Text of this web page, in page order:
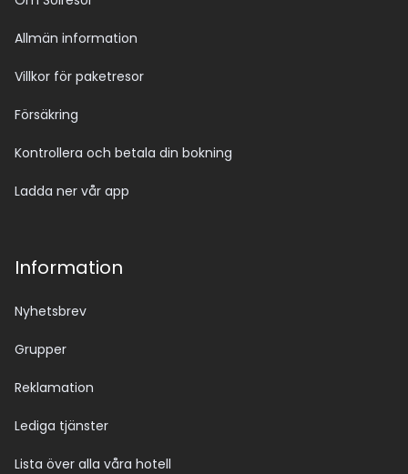
Allmän information
Villkor för paketresor
Försäkring
Kontrollera och betala din bokning
Ladda ner vår app
Information
Nyhetsbrev
Grupper
Reklamation
Lediga tjänster
Lista över alla våra hotell